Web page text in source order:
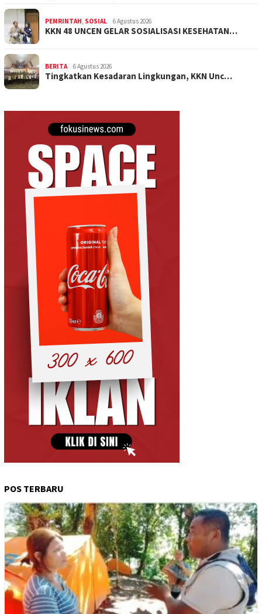
PEMRINTAH, SOSIAL 6 Agustus 2026
KKN 48 UNCEN GELAR SOSIALISASI KESEHATAN…
BERITA 6 Agustus 2026
Tingkatkan Kesadaran Lingkungan, KKN Unc…
POS TERBARU